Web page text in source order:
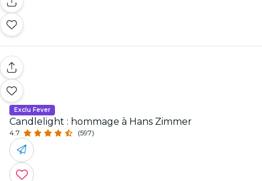
Exclu Fever
Candlelight : hommage à Hans Zimmer
4.7 (597)